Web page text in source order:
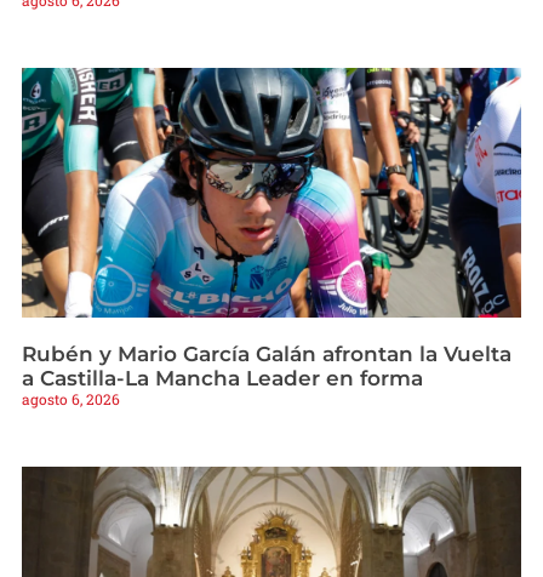
Rubén y Mario García Galán afrontan la Vuelta
a Castilla-La Mancha Leader en forma
agosto 6, 2026